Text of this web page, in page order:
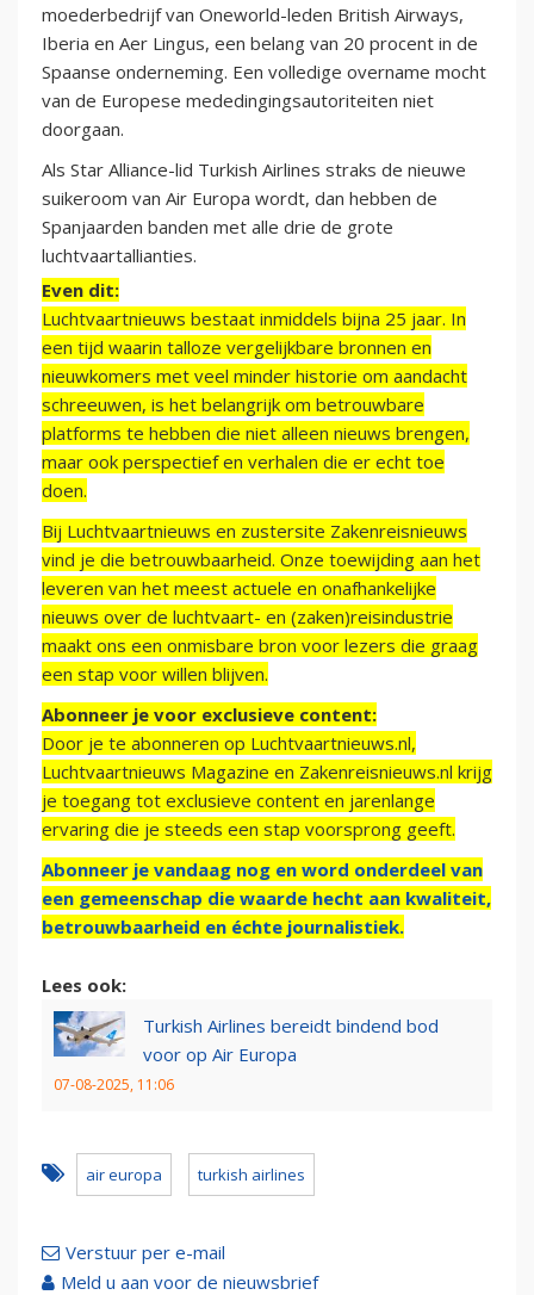
moederbedrijf van Oneworld-leden British Airways,
Iberia en Aer Lingus, een belang van 20 procent in de
Spaanse onderneming. Een volledige overname mocht
van de Europese mededingingsautoriteiten niet
doorgaan.
Als Star Alliance-lid Turkish Airlines straks de nieuwe
suikeroom van Air Europa wordt, dan hebben de
Spanjaarden banden met alle drie de grote
luchtvaartallianties.
Even dit:
Luchtvaartnieuws bestaat inmiddels bijna 25 jaar. In
een tijd waarin talloze vergelijkbare bronnen en
nieuwkomers met veel minder historie om aandacht
schreeuwen, is het belangrijk om betrouwbare
platforms te hebben die niet alleen nieuws brengen,
maar ook perspectief en verhalen die er echt toe
doen.
Bij Luchtvaartnieuws en zustersite Zakenreisnieuws
vind je die betrouwbaarheid. Onze toewijding aan het
leveren van het meest actuele en onafhankelijke
nieuws over de luchtvaart- en (zaken)reisindustrie
maakt ons een onmisbare bron voor lezers die graag
een stap voor willen blijven.
Abonneer je voor exclusieve content:
Door je te abonneren op Luchtvaartnieuws.nl,
Luchtvaartnieuws Magazine en Zakenreisnieuws.nl krijg
je toegang tot exclusieve content en jarenlange
ervaring die je steeds een stap voorsprong geeft.
Abonneer je vandaag nog en word onderdeel van
een gemeenschap die waarde hecht aan kwaliteit,
betrouwbaarheid en échte journalistiek.
Lees ook:
Turkish Airlines bereidt bindend bod
voor op Air Europa
07-08-2025, 11:06
air europa turkish airlines
Verstuur per e-mail
Meld u aan voor de nieuwsbrief